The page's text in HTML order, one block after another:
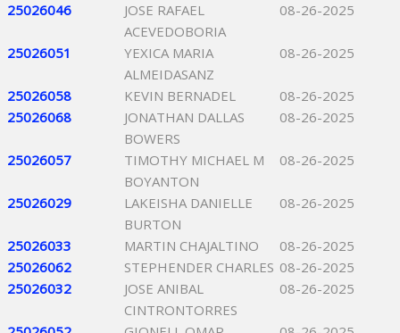
25026046
JOSE RAFAEL
ACEVEDOBORIA
08-26-2025
25026051
YEXICA MARIA
ALMEIDASANZ
08-26-2025
25026058 KEVIN BERNADEL
08-26-2025
25026068
JONATHAN DALLAS
BOWERS
08-26-2025
25026057
TIMOTHY MICHAEL M
BOYANTON
08-26-2025
25026029
LAKEISHA DANIELLE
BURTON
08-26-2025
25026033 MARTIN CHAJALTINO
08-26-2025
25026062
STEPHENDER CHARLES 08-26-2025
25026032
JOSE ANIBAL
CINTRONTORRES
08-26-2025